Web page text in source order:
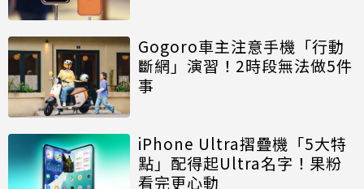
Gogoro車主注意手機「行動
斷網」演習！2時段無法做5件
事
iPhone Ultra摺疊機「5大特
點」配得起Ultra名字！果粉
看完更心動